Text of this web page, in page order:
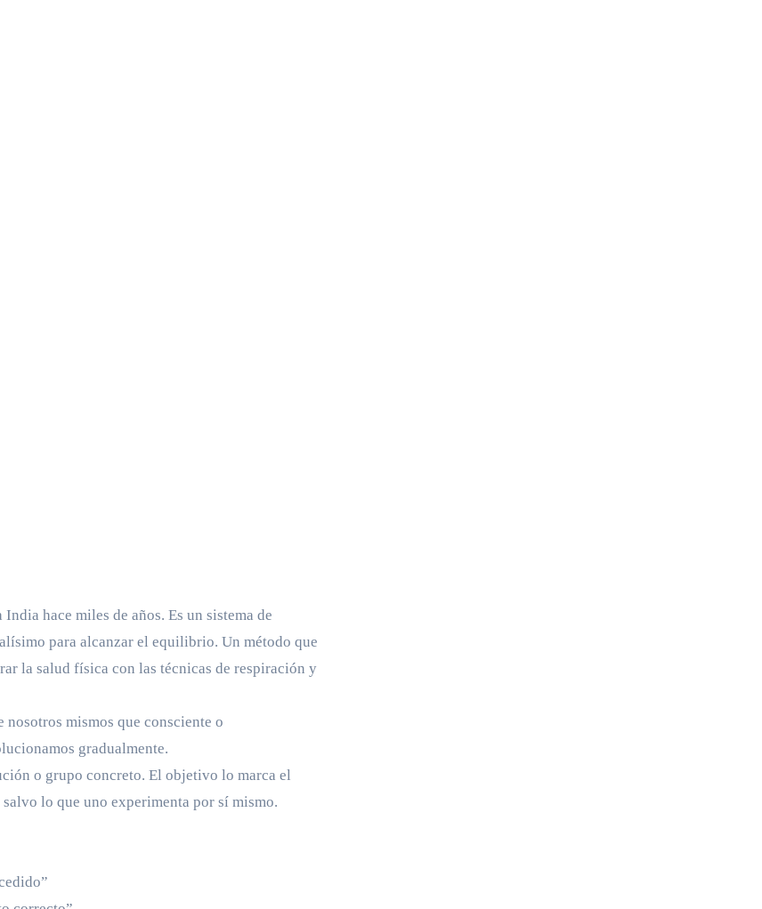
hace miles de años. Es un sistema de
para alcanzar el equilibrio. Un método que
la salud física con las técnicas de respiración y
mismos que consciente o
gradualmente.
o grupo concreto. El objetivo lo marca el
lo que uno experimenta por sí mismo.